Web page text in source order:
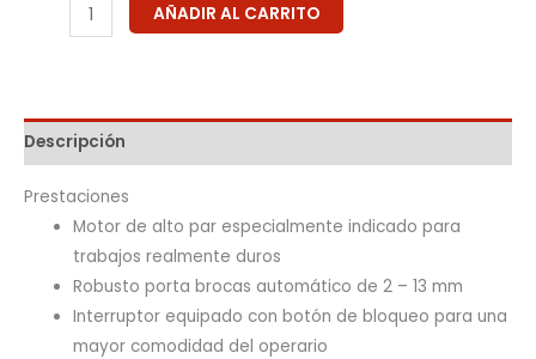
AÑADIR AL CARRITO
Descripción
Prestaciones
Motor de alto par especialmente indicado para
trabajos realmente duros
Robusto porta brocas automático de 2 – 13 mm
Interruptor equipado con botón de bloqueo para una
mayor comodidad del operario